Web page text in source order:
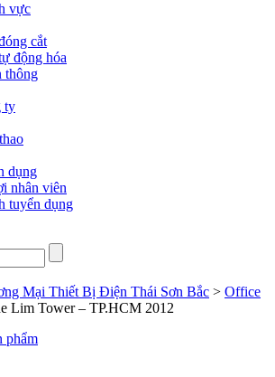
vực
cắt
động hóa
thông
ty
dụng
nhân viên
tuyển dụng
Mại Thiết Bị Điện Thái Sơn Bắc > Office
Lim Tower – TP.HCM 2012
phẩm